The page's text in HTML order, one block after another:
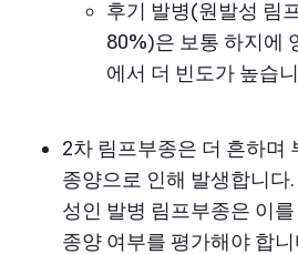
후기 발병(원발성 림
80%)은 보통 하지에
에서 더 빈도가 높습
2차 림프부종은 더 흔하며
종양으로 인해 발생합니다.
성인 발병 림프부종은 이
종양 여부를 평가해야 합니